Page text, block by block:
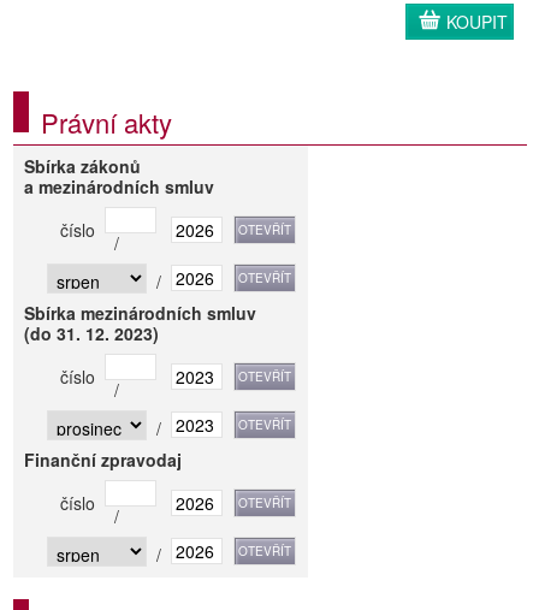
KOUPIT
Právní akty
Sbírka zákonů
a mezinárodních smluv
číslo
/
/
Sbírka mezinárodních smluv
(do 31. 12. 2023)
číslo
/
/
Finanční zpravodaj
číslo
/
/